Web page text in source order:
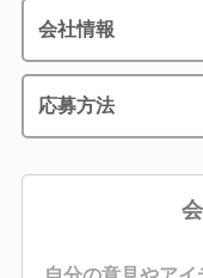
会社情報
応募方法